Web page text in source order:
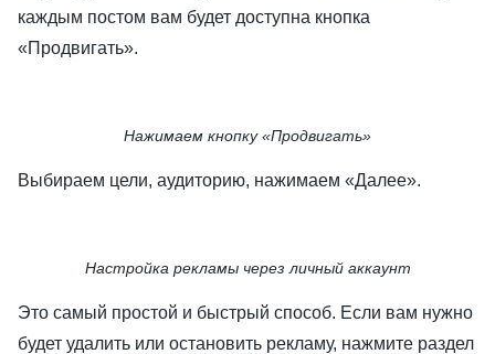
каждым постом вам будет доступна кнопка
«Продвигать».
Нажимаем кнопку «Продвигать»
Выбираем цели, аудиторию, нажимаем «Далее».
Настройка рекламы через личный аккаунт
Это самый простой и быстрый способ. Если вам нужно
будет удалить или остановить рекламу, нажмите раздел